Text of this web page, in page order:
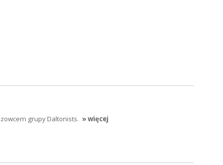
grupy Daltonists. » więcej